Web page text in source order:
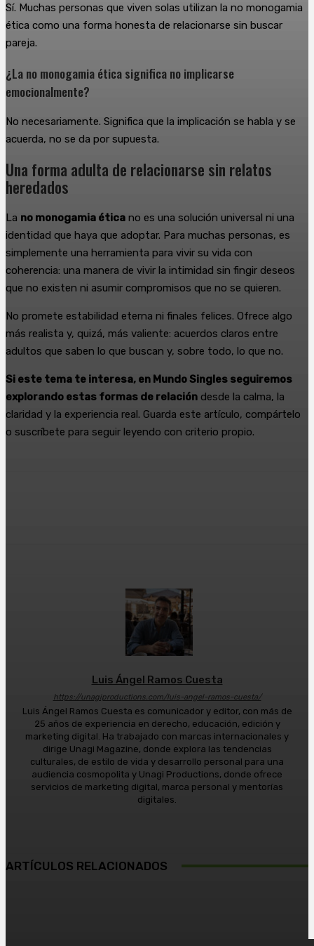
Sí. Muchas personas que viven solas utilizan la no monogamia
ética como una forma honesta de relacionarse sin buscar
pareja.
¿La no monogamia ética significa no implicarse
emocionalmente?
No necesariamente. Significa que la implicación se habla y se
acuerda, no se da por supuesta.
Una forma adulta de relacionarse sin relatos
heredados
La no monogamia ética no es una solución universal ni una
identidad que haya que adoptar. Para muchas personas, es
simplemente una herramienta para vivir su vida con
coherencia: una manera de vivir la intimidad sin fingir deseos
que no existen ni asumir compromisos que no se quieren.
No promete estabilidad eterna ni finales felices. Ofrece algo
más realista y, quizá, más valiente: acuerdos claros entre
adultos que saben lo que buscan y, sobre todo, lo que no.
Si este tema te interesa, en Mundo Singles seguiremos
explorando estas formas de relación desde la calma, la
claridad y la experiencia real. Guarda este artículo, compártelo
o suscríbete para seguir leyendo con criterio propio.
Luis Ángel Ramos Cuesta
https://unagiproductions.com/luis-angel-ramos-cuesta/
Luis Ángel Ramos Cuesta es comunicador y editor, con más de
25 años de experiencia en derecho, educación, edición y
marketing digital. Ha trabajado con marcas internacionales y
dirige Unagi Magazine, donde explora las tendencias
culturales, de estilo de vida y desarrollo personal para una
audiencia cosmopolita y Unagi Productions, donde ofrece
servicios de marketing digital, marca personal y mentorías
digitales.
ARTÍCULOS RELACIONADOS